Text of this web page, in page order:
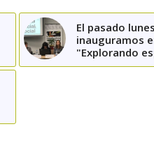
El pasado
inauguramos
"Explorando